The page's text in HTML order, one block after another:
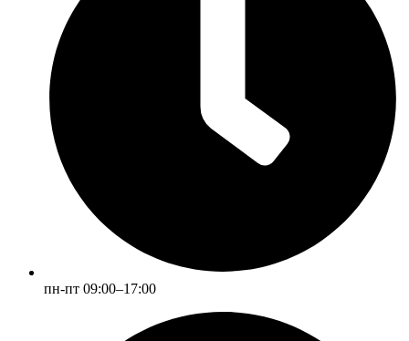
пн-пт 09:00–17:00